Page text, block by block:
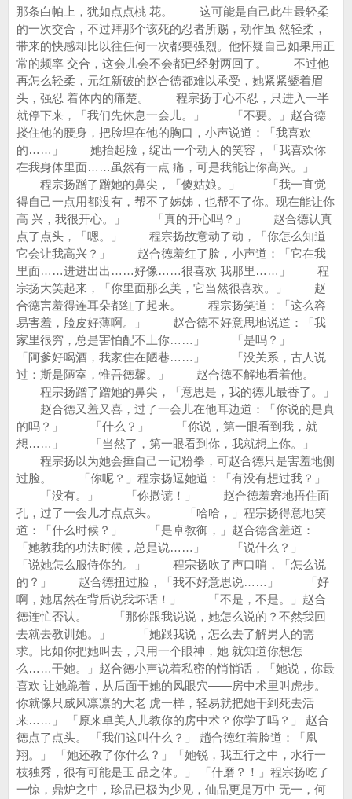
那条白帕上，犹如点点桃 花。 这可能是自己此生最轻柔
的一次交合，不过拜那个该死的忍者所赐，动作虽 然轻柔，
带来的快感却比以往任何一次都要强烈。他怀疑自己如果用正
常的频率 交合，这会儿会不会都已经射两回了。 不过他
再怎么轻柔，元红新破的赵合德都难以承受，她紧紧颦着眉
头，强忍 着体内的痛楚。 程宗扬于心不忍，只进入一半
就停下来，「我们先休息一会儿。」 「不要。」赵合德
搂住他的腰身，把脸埋在他的胸口，小声说道：「我喜欢
的……」 她抬起脸，绽出一个动人的笑容，「我喜欢你
在我身体里面……虽然有一点 痛，可是我能让你高兴。」
程宗扬蹭了蹭她的鼻尖，「傻姑娘。」 「我一直觉
得自己一点用都没有，帮不了姊姊，也帮不了你。现在能让你
高 兴，我很开心。」 「真的开心吗？」 赵合德认真
点了点头，「嗯。」 程宗扬故意动了动，「你怎么知道
它会让我高兴？」 赵合德羞红了脸，小声道：「它在我
里面……进进出出……好像……很喜欢 我那里……」 程
宗扬大笑起来，「你里面那么美，它当然很喜欢。」 赵
合德害羞得连耳朵都红了起来。 程宗扬笑道：「这么容
易害羞，脸皮好薄啊。」 赵合德不好意思地说道：「我
家里很穷，总是害怕配不上你……」 「是吗？」
「阿爹好喝酒，我家住在陋巷……」 「没关系，古人说
过：斯是陋室，惟吾德馨。」 赵合德不解地看着他。
程宗扬蹭了蹭她的鼻尖，「意思是，我的德儿最香了。」
赵合德又羞又喜，过了一会儿在他耳边道：「你说的是真
的吗？」 「什么？」 「你说，第一眼看到我，就
想……」 「当然了，第一眼看到你，我就想上你。」
程宗扬以为她会捶自己一记粉拳，可赵合德只是害羞地侧
过脸。 「你呢？」程宗扬逗她道：「有没有想过我？」
「没有。」 「你撒谎！」 赵合德羞窘地捂住面
孔，过了一会儿才点点头。 「哈哈，」程宗扬得意地笑
道：「什么时候？」 「是卓教御，」赵合德含羞道：
「她教我的功法时候，总是说……」 「说什么？」
「说她怎么服侍你的。」 程宗扬吹了声口哨，「怎么说
的？」 赵合德扭过脸，「我不好意思说……」 「好
啊，她居然在背后说我坏话！」 「不是，不是。」赵合
德连忙否认。 「那你跟我说说，她怎么说的？不然我回
去就去教训她。」 「她跟我说，怎么去了解男人的需
求。比如你把她叫去，只用一个眼神，她 就知道你想怎
么……干她。」赵合德小声说着私密的悄悄话，「她说，你最
喜欢 让她跪着，从后面干她的凤眼穴——房中术里叫虎步。
你就像只威风凛凛的大老 虎一样，轻易就把她干到死去活
来……」 「原来卓美人儿教你的房中术？你学了吗？」 赵合
德点了点头。 「我们这叫什么？」 趟合德红着脸道：「凰
翔。」 「她还教了你什么？」「她锐，我五行之中，水行一
枝独秀，很有可能是玉 品之体。」 「什磨？！」程宗扬吃了
一惊，鼎炉之中，珍品已极为少见，仙品更是万中 无一，何